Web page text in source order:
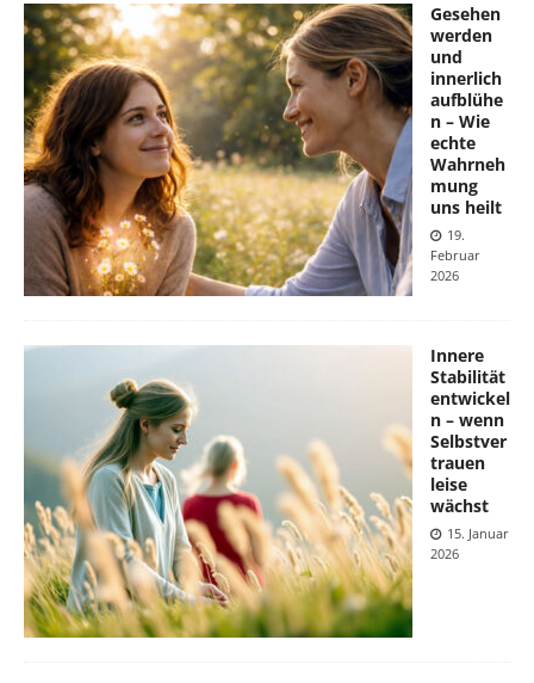
Gesehen
werden
und
innerlich
aufblühe
n – Wie
echte
Wahrneh
mung
uns heilt
19.
Februar
2026
Innere
Stabilität
entwickel
n – wenn
Selbstver
trauen
leise
wächst
15. Januar
2026